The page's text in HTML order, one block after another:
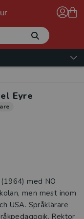
Eyre
med NO
men mest inom
USA. Språklärare
Rektor